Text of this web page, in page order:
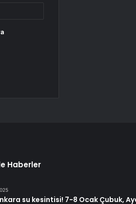
Haberler
su kesintisi! 7-8 Ocak Çubuk,